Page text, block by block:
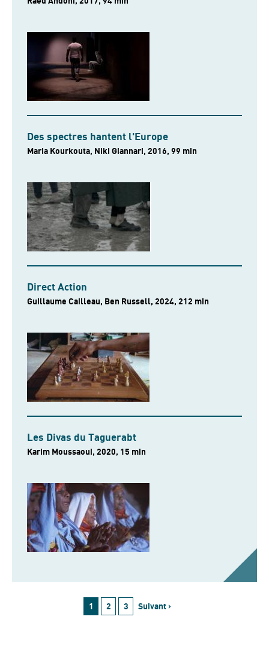
Des spectres hantent l'Europe
Maria Kourkouta, Niki Giannari, 2016, 99 min
Direct Action
Guillaume Cailleau, Ben Russell, 2024, 212 min
Les Divas du Taguerabt
Karim Moussaoui, 2020, 15 min
1 2 3 Suivant ›